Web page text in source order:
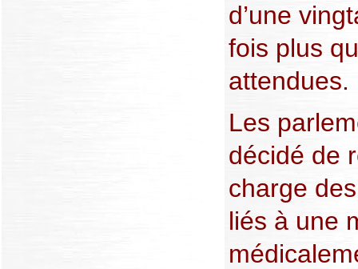
d’une
fois plus
attendues.
Les
décidé de
charge
liés à une